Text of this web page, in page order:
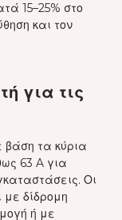
15–25% στο
και τον
για τις
βάση τα κύρια
63 A για
Οι
με δίδρομη
ή με